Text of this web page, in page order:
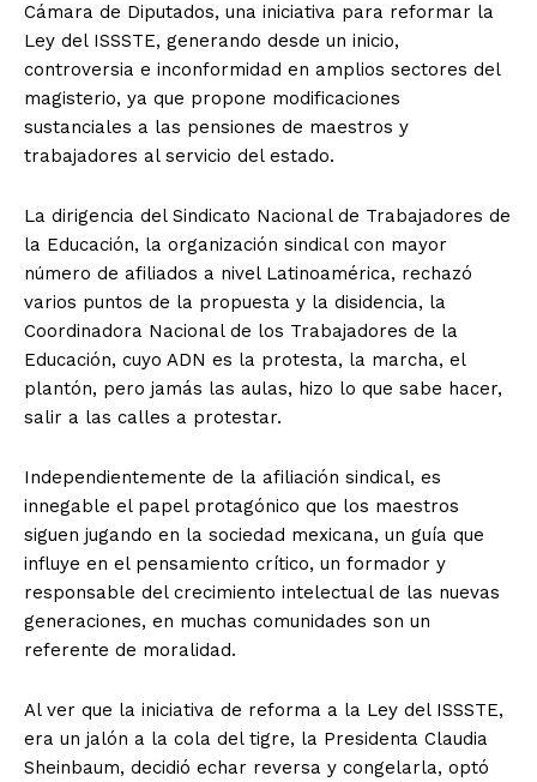
Cámara de Diputados, una iniciativa para reformar la
Ley del ISSSTE, generando desde un inicio,
controversia e inconformidad en amplios sectores del
magisterio, ya que propone modificaciones
sustanciales a las pensiones de maestros y
trabajadores al servicio del estado.
La dirigencia del Sindicato Nacional de Trabajadores de
la Educación, la organización sindical con mayor
número de afiliados a nivel Latinoamérica, rechazó
varios puntos de la propuesta y la disidencia, la
Coordinadora Nacional de los Trabajadores de la
Educación, cuyo ADN es la protesta, la marcha, el
plantón, pero jamás las aulas, hizo lo que sabe hacer,
salir a las calles a protestar.
Independientemente de la afiliación sindical, es
innegable el papel protagónico que los maestros
siguen jugando en la sociedad mexicana, un guía que
influye en el pensamiento crítico, un formador y
responsable del crecimiento intelectual de las nuevas
generaciones, en muchas comunidades son un
referente de moralidad.
Al ver que la iniciativa de reforma a la Ley del ISSSTE,
era un jalón a la cola del tigre, la Presidenta Claudia
Sheinbaum, decidió echar reversa y congelarla, optó